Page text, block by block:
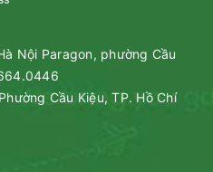
Nội Paragon, phường Cầu
Cầu Kiệu, TP. Hồ Chí